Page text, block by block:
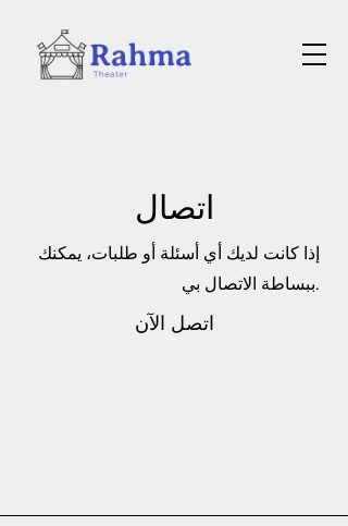
اتصال
إذا كانت لديك أي أسئلة أو طلبات، يمكنك
ببساطة الاتصال بي.
اتصل الآن